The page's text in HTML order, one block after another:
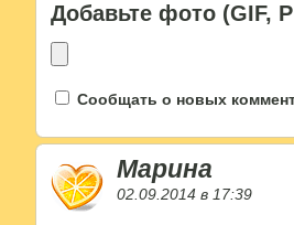
Добавьте фото (GIF,
Сообщать о новых
Марина
02.09.2014 в 17:39